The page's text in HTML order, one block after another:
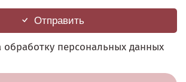
Отправить
обработку персональных данных